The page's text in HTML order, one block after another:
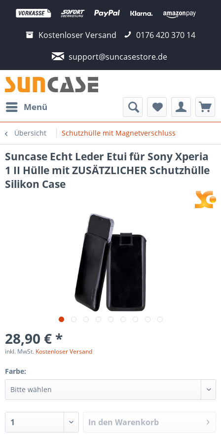
Kostenloser Versand
0176 420 370 14
support@suncasestore.de
Menü
Übersicht Schutzhülle mit Magnetverschluss
Suncase Echt Leder Etui für Sony Xperia
1 II Hülle mit ZUSÄTZLICHER Schutzhülle
Silikon Case
28,90 € *
inkl. MwSt. Kostenloser Versand
Farbe:
In den Warenkorb